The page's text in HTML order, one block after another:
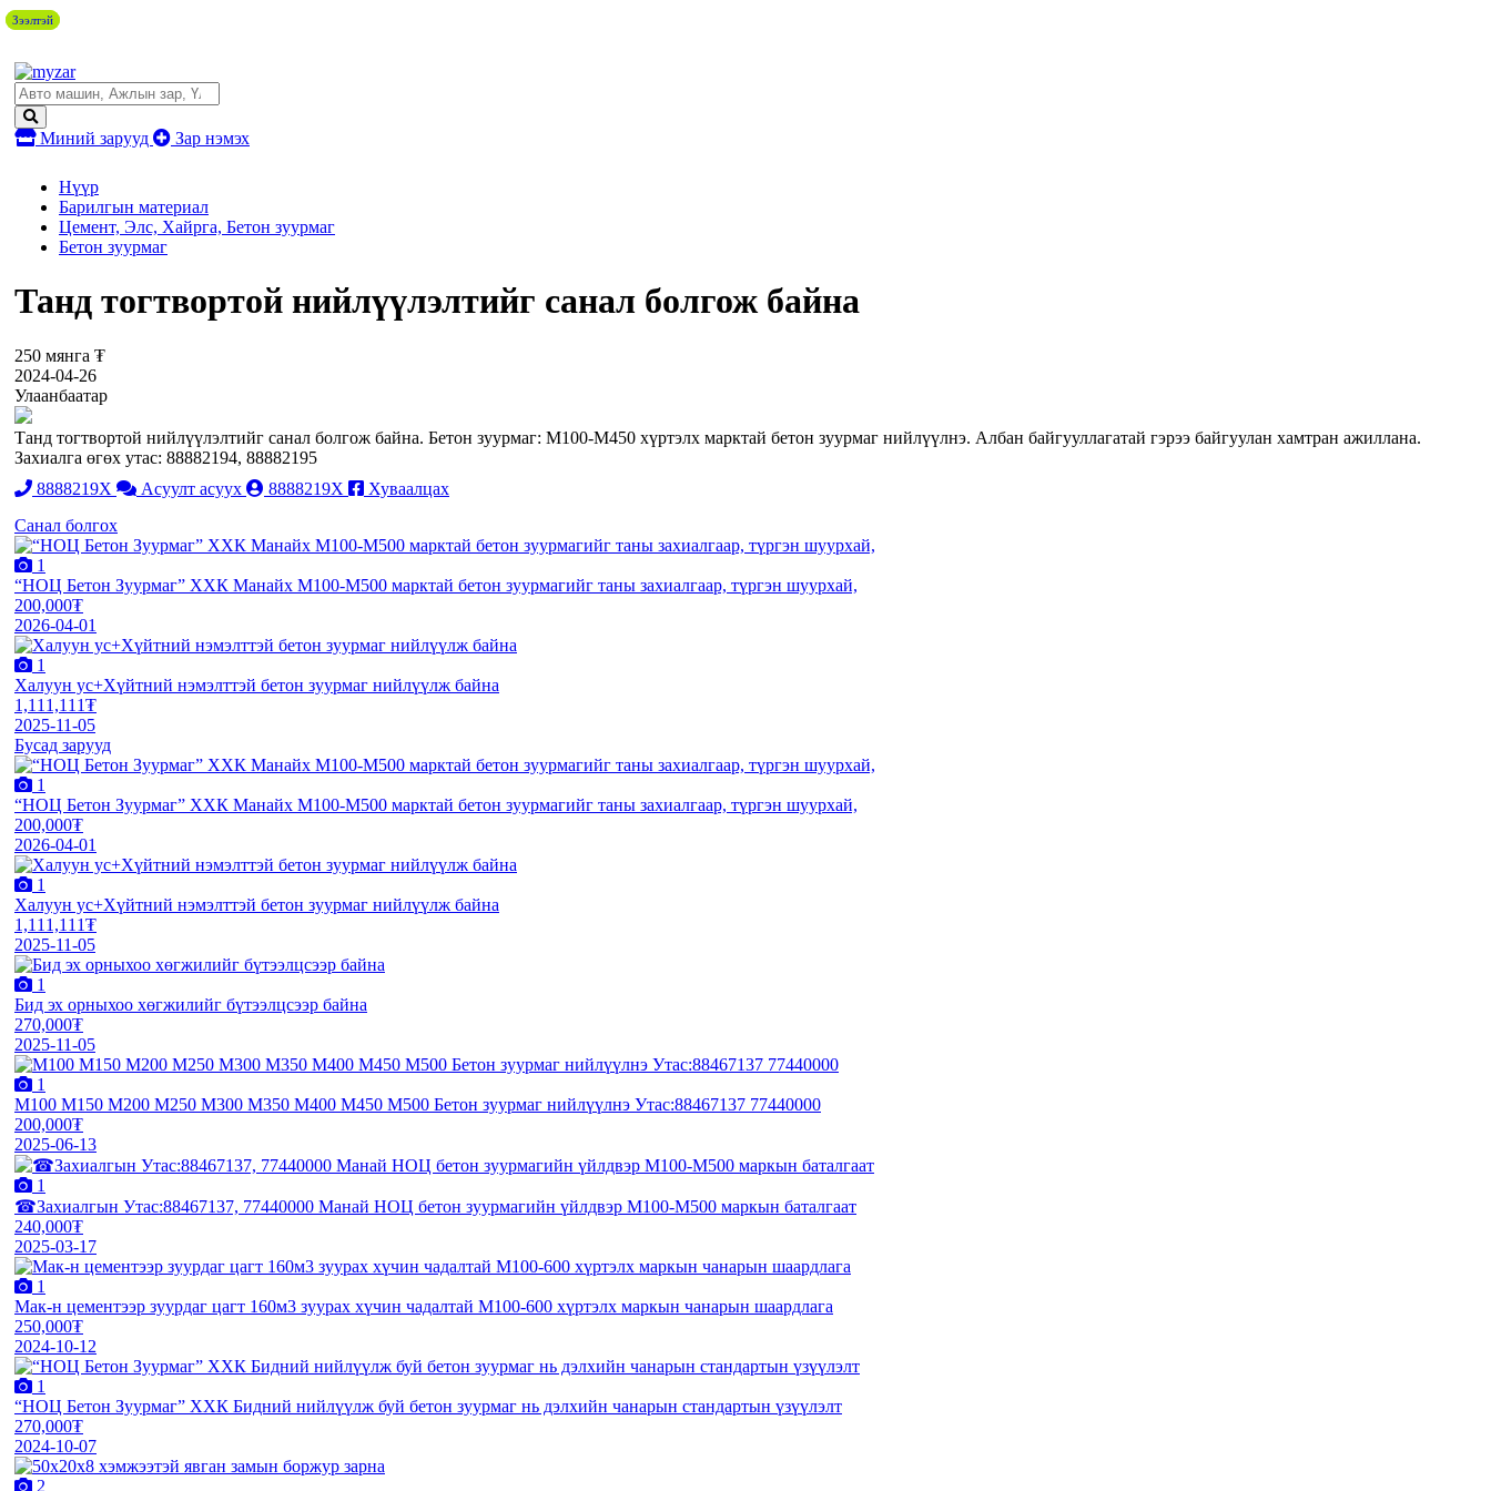
Миний зарууд Зар нэмэх
Нүүр
Барилгын материал
Цемент, Элс, Хайрга, Бетон зуурмаг
Бетон зуурмаг
Танд тогтвортой нийлүүлэлтийг санал болгож байна
250 мянга ₮
2024-04-26
Улаанбаатар
Танд тогтвортой нийлүүлэлтийг санал болгож байна. Бетон зуурмаг: М100-М450 хүртэлх марктай бетон зуурмаг нийлүүлнэ. Албан байгууллагатай гэрээ байгуулан хамтран ажиллана.
Захиалга өгөх утас: 88882194, 88882195
8888219X
Асуулт асуух 8888219X
Хуваалцах
Санал болгох
1
“НОЦ Бетон Зуурмаг” ХХК Манайх М100-М500 марктай бетон зуурмагийг таны захиалгаар, түргэн шуурхай,
200,000₮
2026-04-01
Зээлтэй
1
Халуун ус+Хүйтний нэмэлттэй бетон зуурмаг нийлүүлж байна
1,111,111₮
2025-11-05
Бусад зарууд
1
“НОЦ Бетон Зуурмаг” ХХК Манайх М100-М500 марктай бетон зуурмагийг таны захиалгаар, түргэн шуурхай,
200,000₮
2026-04-01
Зээлтэй
1
Халуун ус+Хүйтний нэмэлттэй бетон зуурмаг нийлүүлж байна
1,111,111₮
2025-11-05
1
Бид эх орныхоо хөгжилийг бүтээлцсээр байна
270,000₮
2025-11-05
1
М100 М150 М200 М250 М300 М350 М400 М450 М500 Бетон зуурмаг нийлүүлнэ Утас:88467137 77440000
200,000₮
2025-06-13
1
☎Захиалгын Утас:88467137, 77440000 Манай НОЦ бетон зуурмагийн үйлдвэр M100-M500 маркын баталгаат
240,000₮
2025-03-17
1
Мак-н цементээр зуурдаг цагт 160м3 зуурах хүчин чадалтай М100-600 хүртэлх маркын чанарын шаардлага
250,000₮
2024-10-12
1
“НОЦ Бетон Зуурмаг” ХХК Бидний нийлүүлж буй бетон зуурмаг нь дэлхийн чанарын стандартын үзүүлэлт
270,000₮
2024-10-07
2